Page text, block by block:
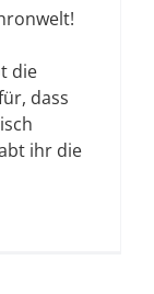
die
dass
ihr die